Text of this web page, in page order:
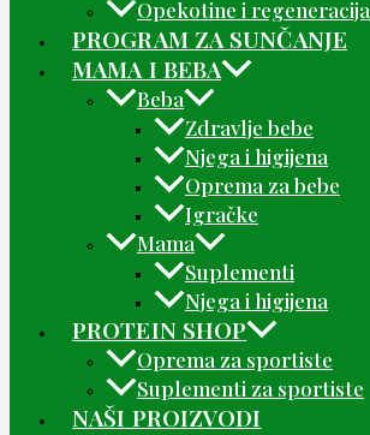
Opekotine i regeneracija
PROGRAM ZA SUNČANJE
MAMA I BEBA
Beba
Zdravlje bebe
Njega i higijena
Oprema za bebe
Igračke
Mama
Suplementi
Njega i higijena
PROTEIN SHOP
Oprema za sportiste
Suplementi za sportiste
NAŠI PROIZVODI